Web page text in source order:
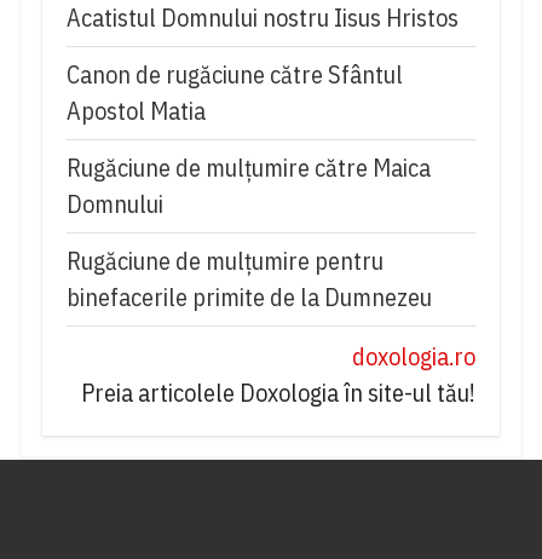
Acatistul Domnului nostru Iisus Hristos
Canon de rugăciune către Sfântul
Apostol Matia
Rugăciune de mulţumire către Maica
Domnului
Rugăciune de mulțumire pentru
binefacerile primite de la Dumnezeu
doxologia.ro
Preia articolele Doxologia în site-ul tău!